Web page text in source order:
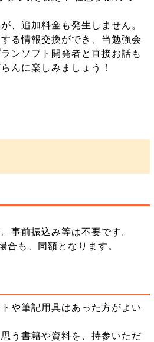
、追加料金も発生しません。
る情報交換ができ、当勉強会
ンソフト開発者と直接お話も
んに楽しみましょう！
事前振込み等は不要です。
も、同額となります。
や筆記用具はあった方がよい
う書籍や資料を、持参いただ